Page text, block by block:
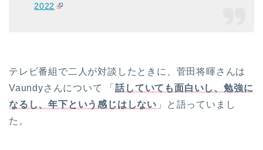
2022
テレビ番組で二人が対談したときに、菅田将暉さんは
Vaundyさんについて 「話していても面白いし、勉強に
なるし、年下という感じはしない 」と語っていまし
た。